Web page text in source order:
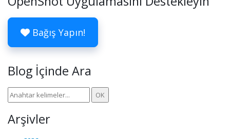
Bağış Yapın!
Blog İçinde Ara
Arşivler